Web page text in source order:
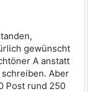
gewünscht
A anstatt
schreiben. Aber
Post rund 250